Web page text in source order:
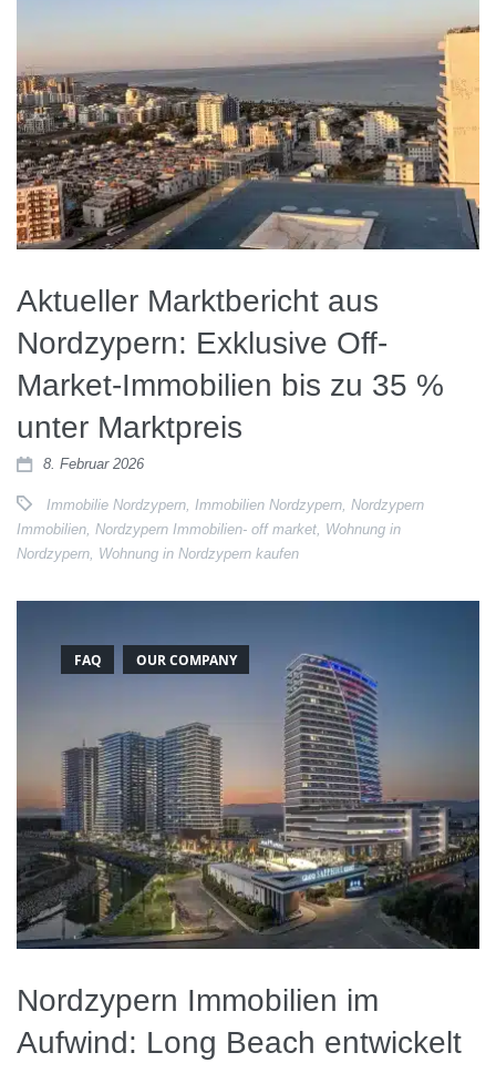
Aktueller Marktbericht aus
Nordzypern: Exklusive Off-
Market-Immobilien bis zu 35 %
unter Marktpreis
8. Februar 2026
Immobilie Nordzypern Immobilien Nordzypern Nordzypern
Immobilien Nordzypern Immobilien- off market Wohnung in
Nordzypern Wohnung in Nordzypern kaufen
FAQ OUR COMPANY
Nordzypern Immobilien im
Aufwind: Long Beach entwickelt